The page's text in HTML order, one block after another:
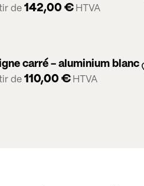
de142,00 € HTVA
carré - aluminium blanc
de110,00 € HTVA